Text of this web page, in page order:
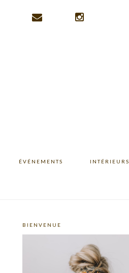
ÉVÉNEMENTS INTÉRIEURS
PRIMARY
BIENVENUE